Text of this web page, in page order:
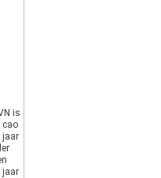
is
cao
jaar
jaar